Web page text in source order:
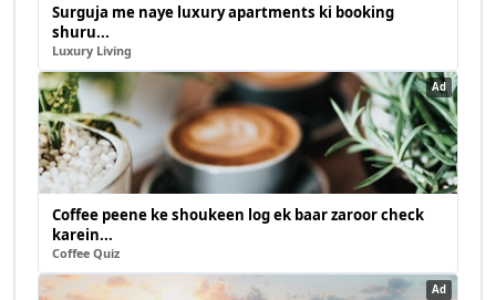
Surguja me naye luxury apartments ki booking
shuru...
Luxury Living
Ad
Coffee peene ke shoukeen log ek baar zaroor check
karein...
Coffee Quiz
Ad